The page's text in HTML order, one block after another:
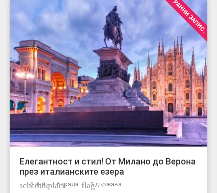
РАННИ ЗАПИС.
Елегантност и стил! От Милано до Верона
през италианските езера
schedule
4 дни ·place6 града ·flag1 държава